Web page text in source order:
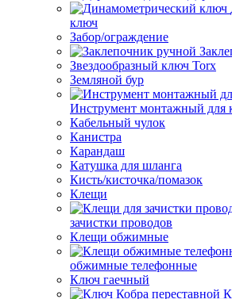
ключ
Забор/ограждение
Звездообразный ключ Torx
Земляной бур
Инструмент монтажный для
Кабельный чулок
Канистра
Карандаш
Катушка для шланга
Кисть/кисточка/помазок
Клещи
зачистки проводов
Клещи обжимные
обжимные телефонные
Ключ гаечный